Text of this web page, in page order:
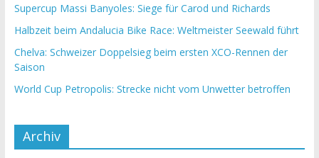
Supercup Massi Banyoles: Siege für Carod und Richards
Halbzeit beim Andalucia Bike Race: Weltmeister Seewald führt
Chelva: Schweizer Doppelsieg beim ersten XCO-Rennen der
Saison
World Cup Petropolis: Strecke nicht vom Unwetter betroffen
Archiv